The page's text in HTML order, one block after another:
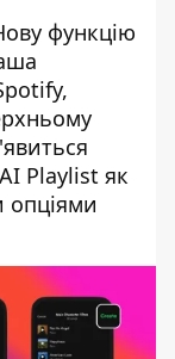
функцію
Playlist як
опціями